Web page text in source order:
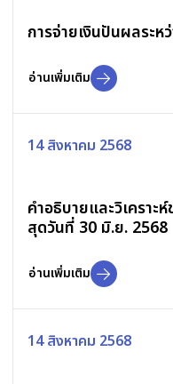
การจ่ายเงินปันผลระห
อ่านเพิ่มเติม
14 สิงหาคม 2568
คำอธิบายและวิเครา
สุดวันที่ 30 มิ.ย. 2568
อ่านเพิ่มเติม
14 สิงหาคม 2568